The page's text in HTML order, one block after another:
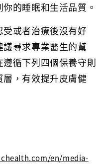
的睡眠和生活品質。
或者治療後沒有好
尋求專業醫生的幫
循下列四個保養守則
，有效提升皮膚健
en/media-